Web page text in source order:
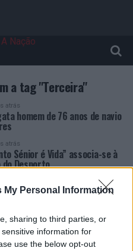
My Personal Information
sharing to third parties, or
information for
use the below opt-out
a tag "Terceira"
atrás
homem de 76 anos de navio
atrás
Sénior é Vida” associa-se à
do Desporto
Aérea Nº 4, nos Açores